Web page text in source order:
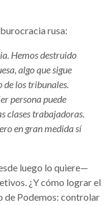
rusa:
Hemos destruido
algo que sigue
de los tribunales.
persona puede
clases trabajadoras.
en gran medida sí
luego lo quiere—
¿Y cómo lograr el
de Podemos: controlar